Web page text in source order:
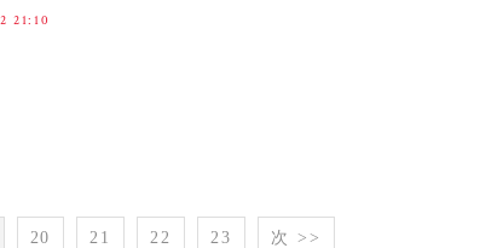
21:10
20 21 22 23 次 >>